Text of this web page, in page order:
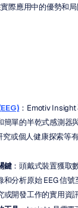
際應用中的優勢和局
：Emotiv
簡單的半乾式感測器
或個人健康探索等
鍵：頭戴式裝置獲取
和分析原始 EEG 信
開發工作的實用資訊